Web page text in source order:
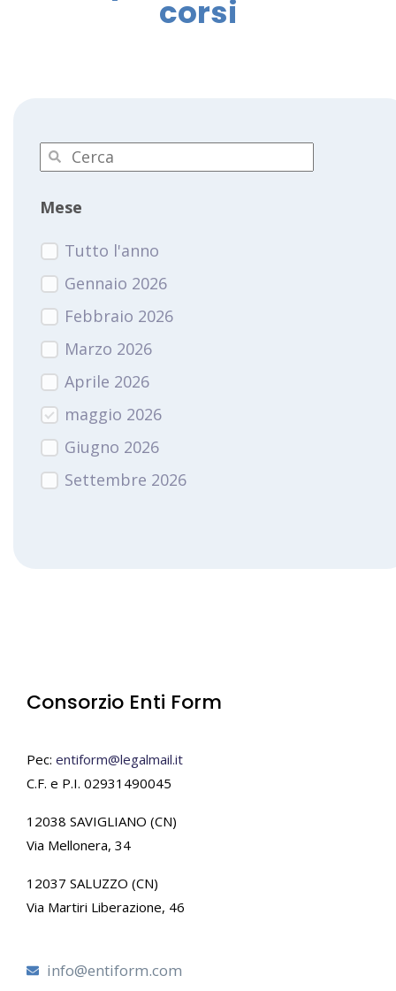
corsi
Mese
Tutto l'anno
Gennaio 2026
Febbraio 2026
Marzo 2026
Aprile 2026
maggio 2026
Giugno 2026
Settembre 2026
Consorzio Enti Form
Pec: entiform@legalmail.it
C.F. e P.I. 02931490045
12038 SAVIGLIANO (CN)
Via Mellonera, 34
12037 SALUZZO (CN)
Via Martiri Liberazione, 46
info@entiform.com